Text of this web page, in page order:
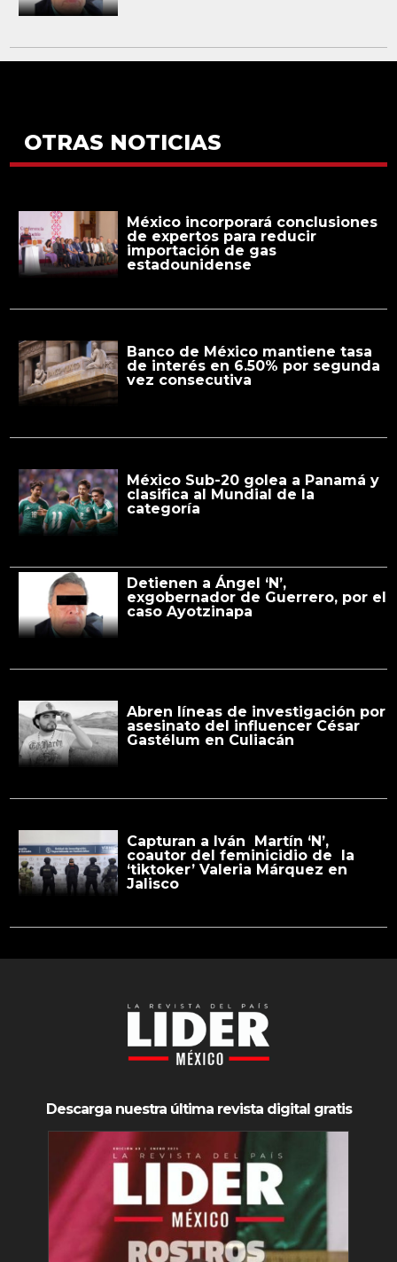
OTRAS NOTICIAS
México incorporará conclusiones
de expertos para reducir
importación de gas
estadounidense
Banco de México mantiene tasa
de interés en 6.50% por segunda
vez consecutiva
México Sub-20 golea a Panamá y
clasifica al Mundial de la
categoría
Detienen a Ángel ‘N’,
exgobernador de Guerrero, por el
caso Ayotzinapa
Abren líneas de investigación por
asesinato del influencer César
Gastélum en Culiacán
Capturan a Iván Martín ‘N’,
coautor del feminicidio de la
‘tiktoker’ Valeria Márquez en
Jalisco
Descarga nuestra última revista digital gratis